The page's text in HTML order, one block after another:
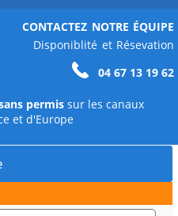
CONTACTEZ NOTRE ÉQUIPE
Disponiblité et Résevation
04 67 13 19 62
permis sur les canaux
et d'Europe